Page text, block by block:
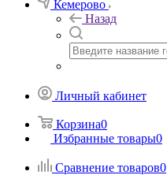
Кемерово
Назад
Личный кабинет
Корзина0
Избранные товары0
Сравнение товаров0